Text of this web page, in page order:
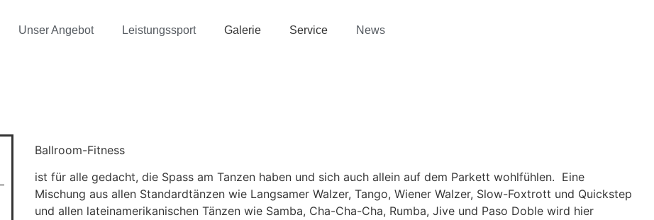
Unser Angebot Leistungssport Galerie Service News
Ballroom-Fitness
ist für alle gedacht, die Spass am Tanzen haben und sich auch allein auf dem Parkett wohlfühlen. Eine
Mischung aus allen Standardtänzen wie Langsamer Walzer, Tango, Wiener Walzer, Slow-Foxtrott und Quickstep
und allen lateinamerikanischen Tänzen wie Samba, Cha-Cha-Cha, Rumba, Jive und Paso Doble wird hier